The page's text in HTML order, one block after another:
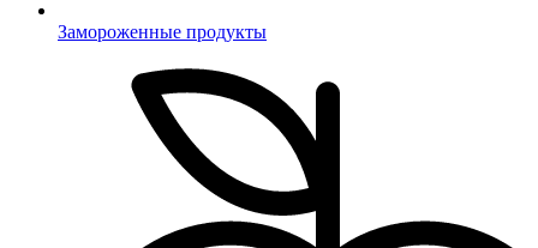
Замороженные продукты